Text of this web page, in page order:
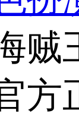
贼
方